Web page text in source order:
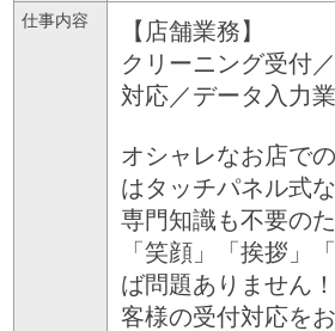
仕事内容
【店舗業務】
クリーニング受付
対応／データ入力
オシャレなお店で
はタッチパネル式
専門知識も不要の
「笑顔」「挨拶」
ば問題ありません
客様の受付対応を